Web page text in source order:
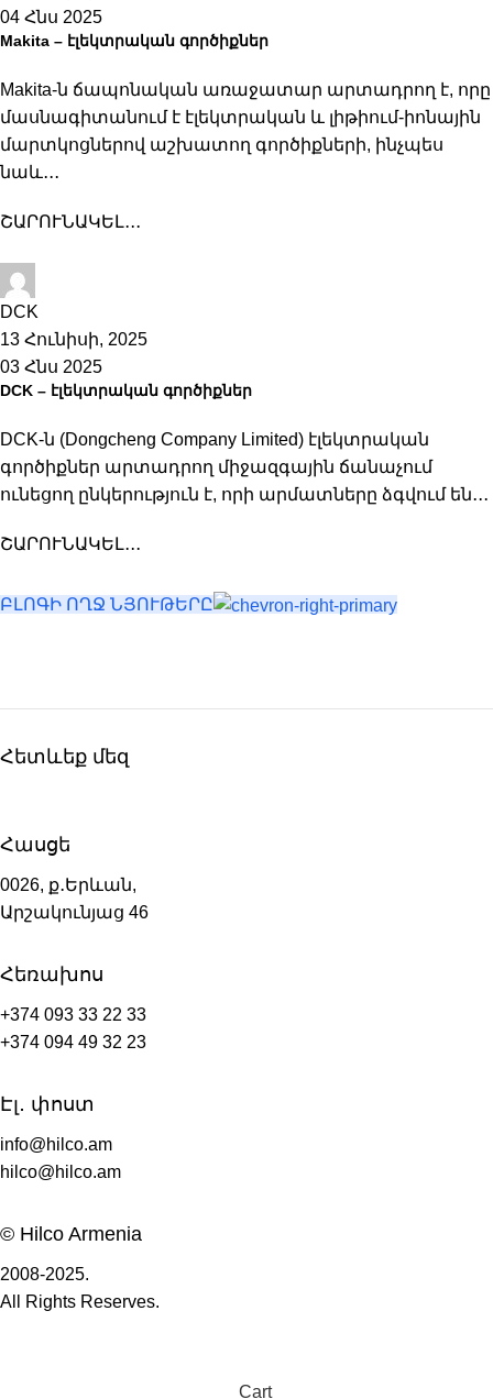
04 Հնս 2025
Makita – էլեկտրական գործիքներ
Makita-ն ճապոնական առաջատար արտադրող է, որը
մասնագիտանում է էլեկտրական և լիթիում-իոնային
մարտկոցներով աշխատող գործիքների, ինչպես
նաև․․․
ՇԱՐՈՒՆԱԿԵԼ․․․
DCK
13 Հունիսի, 2025
03 Հնս 2025
DCK – էլեկտրական գործիքներ
DCK-ն (Dongcheng Company Limited) էլեկտրական
գործիքներ արտադրող միջազգային ճանաչում
ունեցող ընկերություն է, որի արմատները ձգվում են․․․
ՇԱՐՈՒՆԱԿԵԼ․․․
ԲԼՈԳԻ ՈՂՋ ՆՅՈՒԹԵՐԸ
Հետևեք մեզ
Հասցե
0026, ք․Երևան,
Արշակունյաց 46
Հեռախոս
+374 093 33 22 33
+374 094 49 32 23
Էլ․ փոստ
info@hilco.am
hilco@hilco.am
© Hilco Armenia
2008-2025.
All Rights Reserves.
Cart